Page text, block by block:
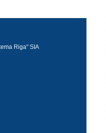
Riga" SIA